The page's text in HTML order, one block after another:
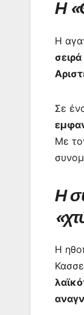
Η
Η
Σε
Με
Η
Η